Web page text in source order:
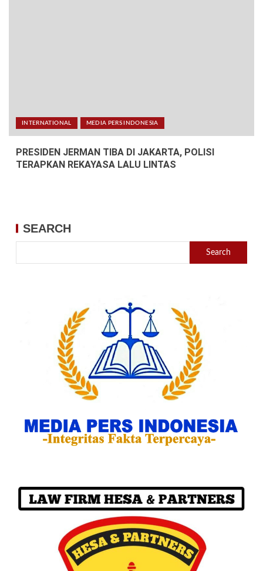
INTERNATIONAL MEDIA PERS INDONESIA
PRESIDEN JERMAN TIBA DI JAKARTA, POLISI
TERAPKAN REKAYASA LALU LINTAS
SEARCH
Search